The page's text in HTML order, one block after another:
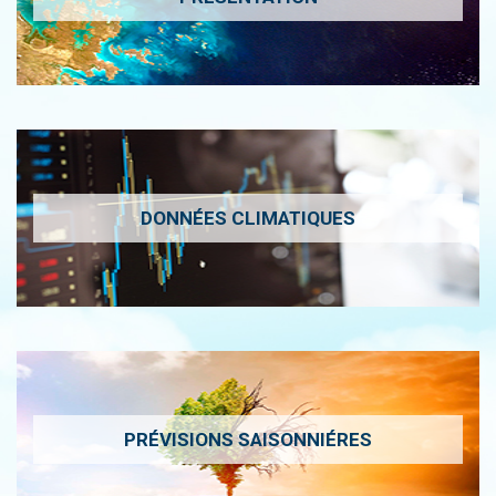
DONNÉES CLIMATIQUES
PRÉVISIONS SAISONNIÉRES